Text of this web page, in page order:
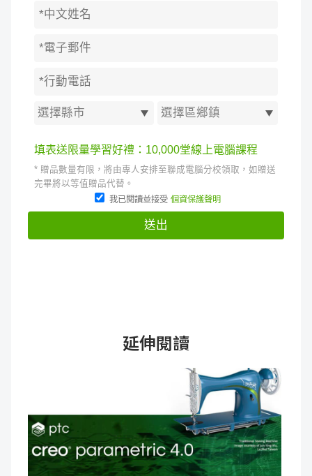
延伸閱讀